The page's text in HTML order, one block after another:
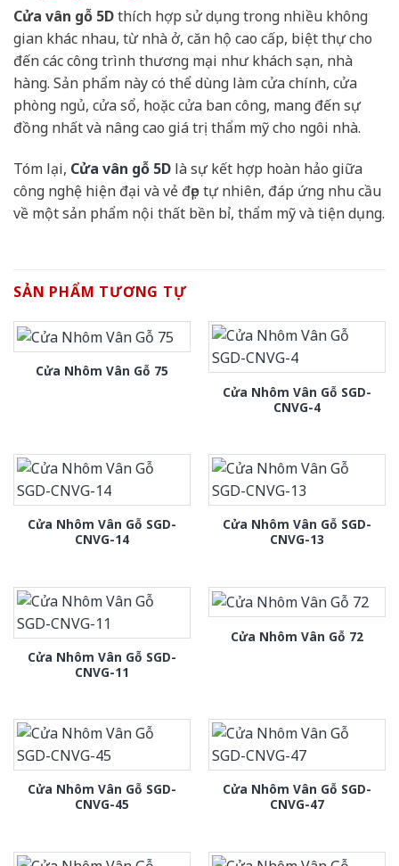
Cửa vân gỗ 5Dthích hợp sử dụng trong nhiều không
gian khác nhau, từ nhà ở, căn hộ cao cấp, biệt thự cho
đến các công trình thương mại như khách sạn, nhà
hàng. Sản phẩm này có thể dùng làm cửa chính, cửa
phòng ngủ, cửa sổ, hoặc cửa ban công, mang đến sự
đồng nhất và nâng cao giá trị thẩm mỹ cho ngôi nhà.
Tóm lại, Cửa vân gỗ 5D là sự kết hợp hoàn hảo giữa
công nghệ hiện đại và vẻ đẹp tự nhiên, đáp ứng nhu cầu
về một sản phẩm nội thất bền bỉ, thẩm mỹ và tiện dụng.
SẢN PHẨM TƯƠNG TỰ
Cửa Nhôm Vân Gỗ 75
Cửa Nhôm Vân Gỗ SGD-
CNVG-4
Cửa Nhôm Vân Gỗ SGD-
CNVG-14
Cửa Nhôm Vân Gỗ SGD-
CNVG-13
Cửa Nhôm Vân Gỗ SGD-
CNVG-11
Cửa Nhôm Vân Gỗ 72
Cửa Nhôm Vân Gỗ SGD-
CNVG-45
Cửa Nhôm Vân Gỗ SGD-
CNVG-47